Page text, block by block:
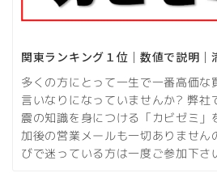
関東ランキング１位｜数値で説明｜
多くの方にとって一生で一番高価な
言いなりになっていませんか? 弊社
震の知識を身につける「カビゼミ」
加後の営業メールも一切ありません
びで迷っている方は一度ご参加下さ